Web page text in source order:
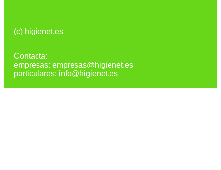
(c) higienet.es
Contacta:
empresas: empresas@higienet.es
particulares: info@higienet.es